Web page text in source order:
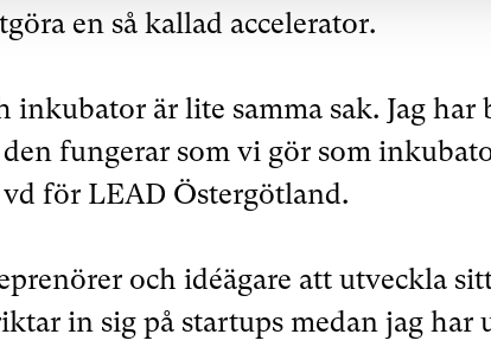
en så kallad accelerator.
inkubator är lite samma sak. Jag har
fungerar som vi gör som
vd för LEAD Östergötland.
och idéägare att utveckla
in sig på startups medan jag har